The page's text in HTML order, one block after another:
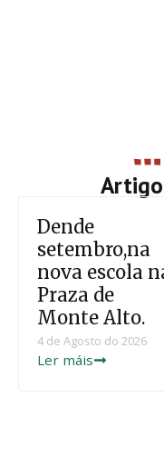
Dende
setembro,na
nova escola
Praza de
Monte Alto.
4 de Agosto do 2026
Ler máis